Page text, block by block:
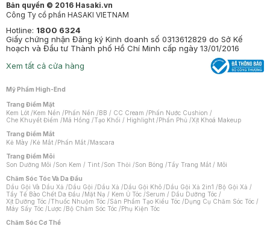
Bản quyền © 2016 Hasaki.vn
Công Ty cổ phần HASAKI VIETNAM
Hotline: 1800 6324
Giấy chứng nhận Đăng ký Kinh doanh số 0313612829 do Sở Kế
hoạch và Đầu tư Thành phố Hồ Chí Minh cấp ngày 13/01/2016
Xem tất cả cửa hàng
Mỹ Phẩm High-End
Trang Điểm Mặt
Kem Lót /Kem Nền /Phấn Nền /BB / CC Cream /Phấn Nước Cushion /
Che Khuyết Điểm /Má Hồng /Tạo Khối / Highlight /Phấn Phủ /Xịt Khoá Makeup
Trang Điểm Mắt
Kẻ Mày /Kẻ Mắt /Phấn Mắt /Mascara
Trang Điểm Môi
Son Dưỡng Môi /Son Kem / Tint /Son Thỏi /Son Bóng /Tẩy Trang Mắt / Môi
Chăm Sóc Tóc Và Da Đầu
Dầu Gội Và Dầu Xả /Dầu Gội /Dầu Xả /Dầu Gội Khô /Dầu Gội Xả 2in1 /Bộ Gội Xả /
Tẩy Tế Bào Chết Da Đầu /Mặt Nạ / Kem Ủ Tóc /Serum / Dầu Dưỡng Tóc /
Xịt Dưỡng Tóc /Thuốc Nhuộm Tóc /Sản Phẩm Tạo Kiểu Tóc /Dụng Cụ Chăm Sóc Tóc /
Máy Sấy Tóc /Lược /Bộ Chăm Sóc Tóc /Phụ Kiện Tóc
Chăm Sóc Cơ Thể